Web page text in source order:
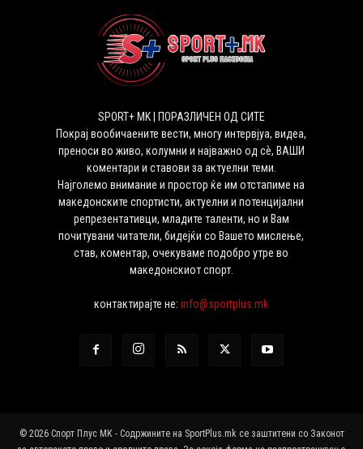
SPORT+ MK | ПОРАЗЛИЧЕН ОД СИТЕ
Покрај вообичаените вести, многу интервјуа, видеа,
преноси во живо, колумни и најважно од сѐ, ВАШИ
коментари и ставови за актуелни теми.
Најголемо внимание и простор ќе им отстапиме на
македонските спортисти, актуелни и потенцијални
репрезентативци, младите таленти, но и Вам
почитувани читатели, бидејќи со Вашето мислење,
став, коментар, очекуваме подобро утре во
македонскиот спорт.
контактирајте не:info@sportplus.mk
© 2026 Спорт Плус МК - Содржините на SportPlus.mk се заштитени со Законот